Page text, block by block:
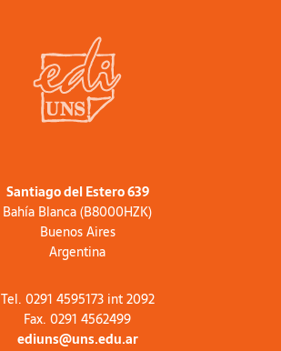
Santiago del Estero 639
Bahía Blanca (B8000HZK)
Buenos Aires
Argentina
Tel. 0291 4595173 int 2092
Fax. 0291 4562499
ediuns@uns.edu.ar